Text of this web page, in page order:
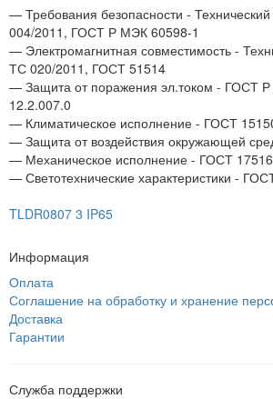
— Требования безопасности -
004/2011, ГОСТ Р МЭК 60598-1
— Электромагнитная совместимость -
ТС 020/2011, ГОСТ 51514
— Защита от поражения эл.током - ГОСТ
12.2.007.0
— Климатическое исполнение - ГОСТ
— Защита от воздействия окружающей
— Механическое исполнение - ГОСТ 17516
— Светотехнические характеристики -
TLDR0807 3 IP65
Информация
Оплата
Соглашение на обработку и хранение
Доставка
Гарантии
Служба поддержки